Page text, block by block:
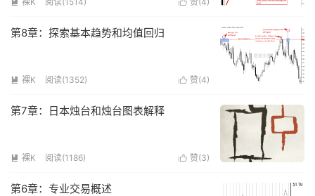
第8章：探索基本趋势和均值回归
 赞(4)
 裸K 阅读(1352)
第7章：日本烛台和烛台图表解释
 赞(3)
 裸K 阅读(1186)
第6章：专业交易概述